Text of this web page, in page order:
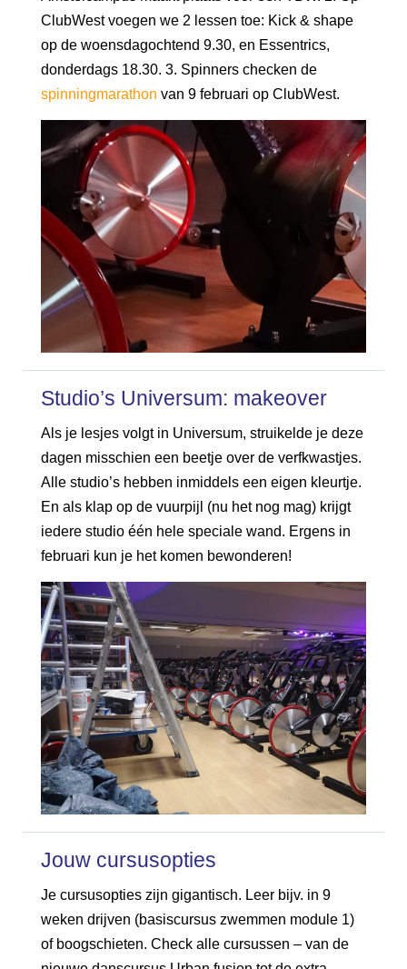
ClubWest voegen we 2 lessen toe: Kick & shape
op de woensdagochtend 9.30, en Essentrics,
donderdags 18.30. 3. Spinners checken de
spinningmarathon van 9 februari op ClubWest.
Studio’s Universum: makeover
Als je lesjes volgt in Universum, struikelde je deze
dagen misschien een beetje over de verfkwastjes.
Alle studio’s hebben inmiddels een eigen kleurtje.
En als klap op de vuurpijl (nu het nog mag) krijgt
iedere studio één hele speciale wand. Ergens in
februari kun je het komen bewonderen!
Jouw cursusopties
Je cursusopties zijn gigantisch. Leer bijv. in 9
weken drijven (basiscursus zwemmen module 1)
of boogschieten. Check alle cursussen – van de